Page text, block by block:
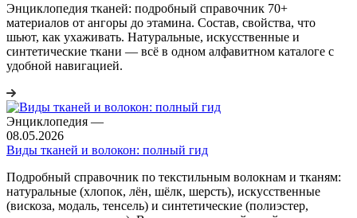
Энциклопедия тканей: подробный справочник 70+
материалов от ангоры до этамина. Состав, свойства, что
шьют, как ухаживать. Натуральные, искусственные и
синтетические ткани — всё в одном алфавитном каталоге с
удобной навигацией.
Энциклопедия —
08.05.2026
Виды тканей и волокон: полный гид
Подробный справочник по текстильным волокнам и тканям:
натуральные (хлопок, лён, шёлк, шерсть), искусственные
(вискоза, модаль, тенсель) и синтетические (полиэстер,